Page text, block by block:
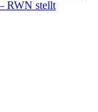
RWN stellt